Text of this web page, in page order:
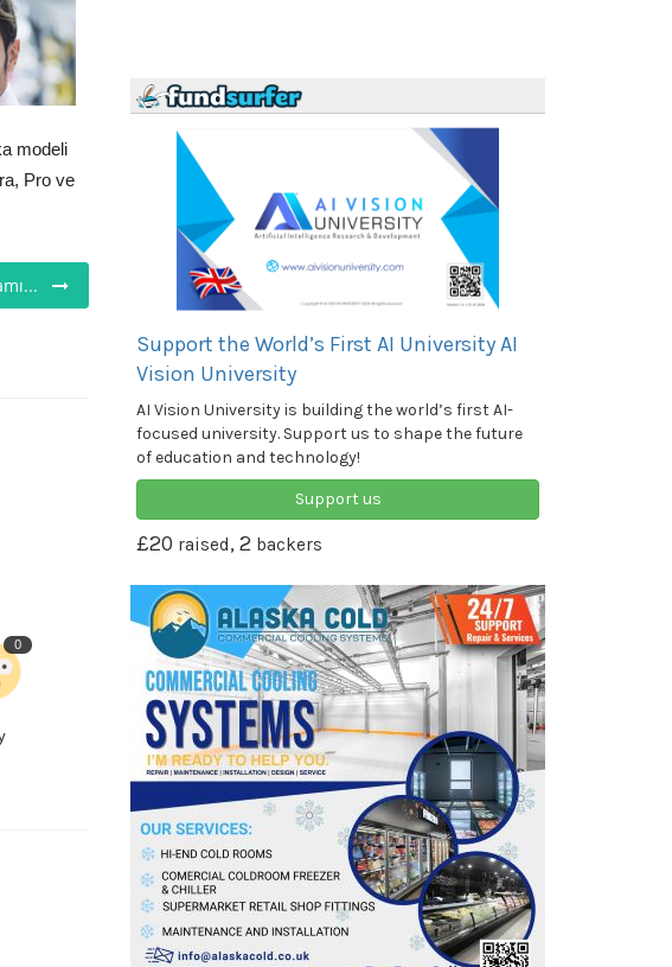
modeli
Pro ve
0